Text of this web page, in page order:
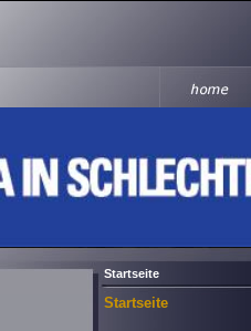
Startseite
Startseite